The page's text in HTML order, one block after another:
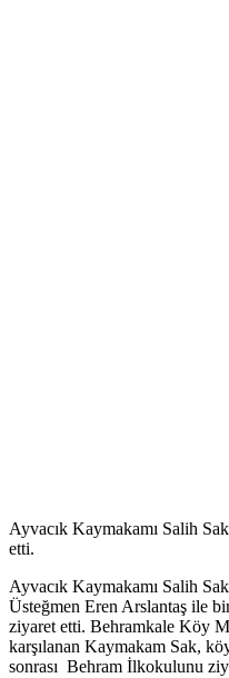
Ayvacık Kaymakamı Salih
etti.
Ayvacık Kaymakamı Salih
Üsteğmen Eren Arslantaş ile
ziyaret etti. Behramkale Köy
karşılanan Kaymakam Sak,
sonrası Behram İlkokulunu